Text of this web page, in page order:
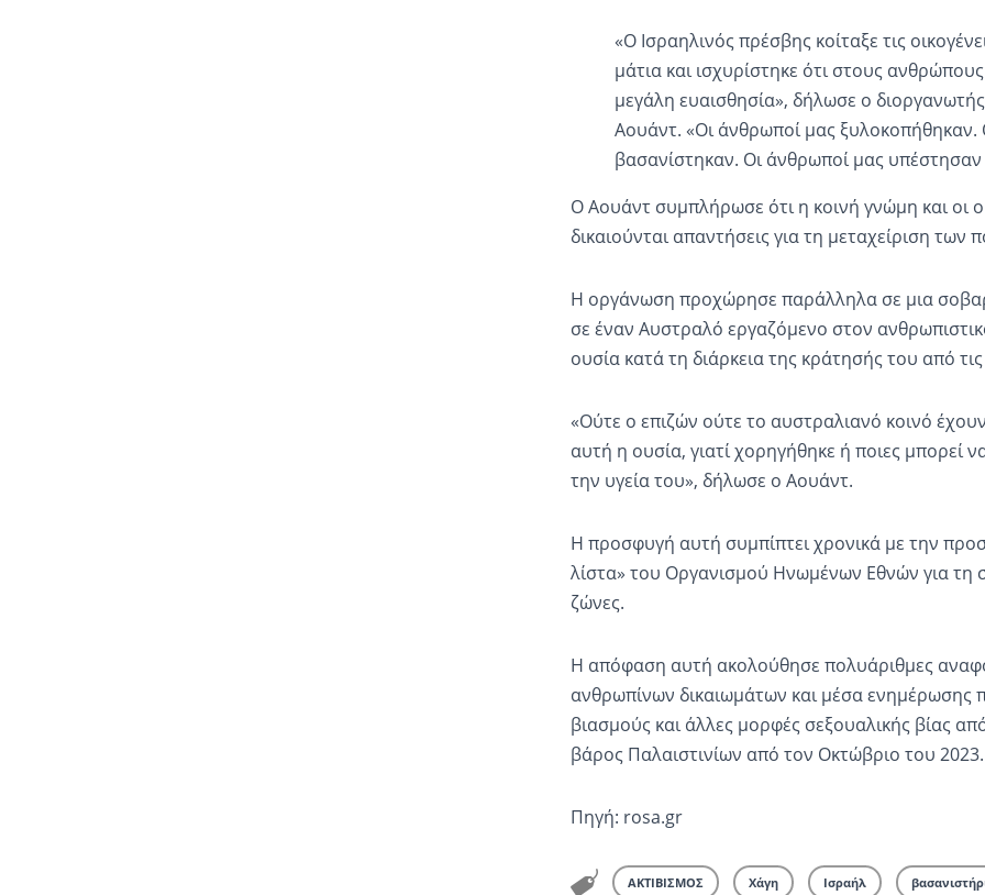
«Ο Ισραηλινός πρέσβης κοίταξε τις
μάτια και ισχυρίστηκε ότι στους
μεγάλη ευαισθησία», δήλωσε ο
Αουάντ. «Οι άνθρωποί μας ξυλοκοπήθηκαν.
βασανίστηκαν. Οι άνθρωποί μας υπέστησαν
Ο Αουάντ συμπλήρωσε ότι η κοινή γνώμη και οι
δικαιούνται απαντήσεις για τη μεταχείριση
Η οργάνωση προχώρησε παράλληλα σε μια
σε έναν Αυστραλό εργαζόμενο στον
ουσία κατά τη διάρκεια της κράτησής του από
«Ούτε ο επιζών ούτε το αυστραλιανό κοινό
αυτή η ουσία, γιατί χορηγήθηκε ή ποιες μπορεί
την υγεία του», δήλωσε ο Αουάντ.
Η προσφυγή αυτή συμπίπτει χρονικά με την
λίστα» του Οργανισμού Ηνωμένων Εθνών για τη
ζώνες.
Η απόφαση αυτή ακολούθησε πολυάριθμες
ανθρωπίνων δικαιωμάτων και μέσα ενημέρωσης
βιασμούς και άλλες μορφές σεξουαλικής βίας
βάρος Παλαιστινίων από τον Οκτώβριο του 2023.
Πηγή: rosa.gr
ΑΚΤΙΒΙΣΜΟΣ Χάγη Ισραήλ